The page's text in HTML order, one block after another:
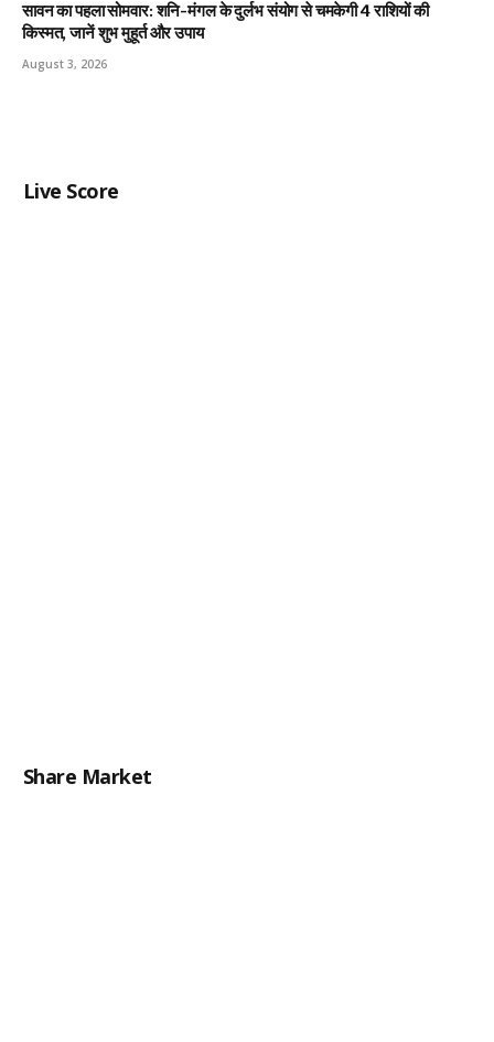
सावन का पहला सोमवार: शनि-मंगल के दुर्लभ संयोग से चमकेगी 4 राशियों की
किस्मत, जानें शुभ मुहूर्त और उपाय
August 3, 2026
Live Score
Share Market